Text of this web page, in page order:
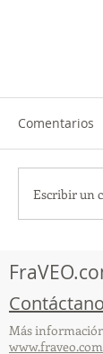
Comentarios
Escribir un
Más
www.fraveo.com